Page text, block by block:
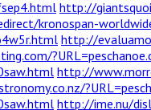
http://
kronospan-
http://
http://
http://ime.nu/